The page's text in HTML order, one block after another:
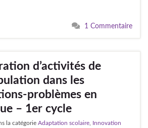
1 Commentaire
d’activités de
dans les
problèmes en
– 1er cycle
la catégorie Adaptation scolaire Innovation